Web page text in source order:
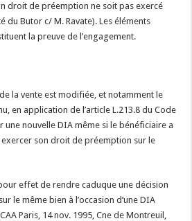
droit de préemption ne soit pas exercé
du Butor c/ M. Ravate). Les éléments
la preuve de l’engagement.
la vente est modifiée, et notamment le
en application de l’article L.213.8 du Code
une nouvelle DIA même si le bénéficiaire a
son droit de préemption sur le
effet de rendre caduque une décision
le même bien à l’occasion d’une DIA
Paris, 14 nov. 1995, Cne de Montreuil,